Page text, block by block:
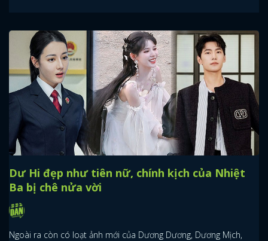
Dư Hi đẹp như tiên nữ, chính kịch của Nhiệt
Ba bị chê nửa vời
Ngoài ra còn có loạt ảnh mới của Dương Dương, Dương Mịch,